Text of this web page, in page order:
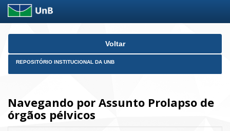
Skip
Voltar
REPOSITÓRIO INSTITUCIONAL DA UNB
Navegando por Assunto Prolapso de
órgãos pélvicos